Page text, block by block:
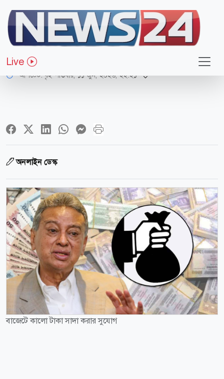
Live
অর্থ-বাণিজ্য
বাজেটে কালো টাকা সাদা করার সুযোগ
আপডেট: বৃহস্পতিবার, ১১ জুন, ২০২৬, ২২:২১
অনলাইন ডেস্ক
বাজেটে কালো টাকা সাদা করার সুযোগ